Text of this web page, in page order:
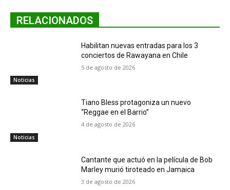
RELACIONADOS
Noticias
Habilitan nuevas entradas para los 3
conciertos de Rawayana en Chile
5 de agosto de 2026
Noticias
Tiano Bless protagoniza un nuevo
“Reggae en el Barrio”
4 de agosto de 2026
Cantante que actuó en la película de Bob
Marley murió tiroteado en Jamaica
3 de agosto de 2026